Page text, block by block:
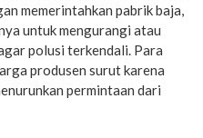
memerintahkan pabrik baja,
untuk mengurangi atau
polusi terkendali. Para
produsen surut karena
permintaan dari